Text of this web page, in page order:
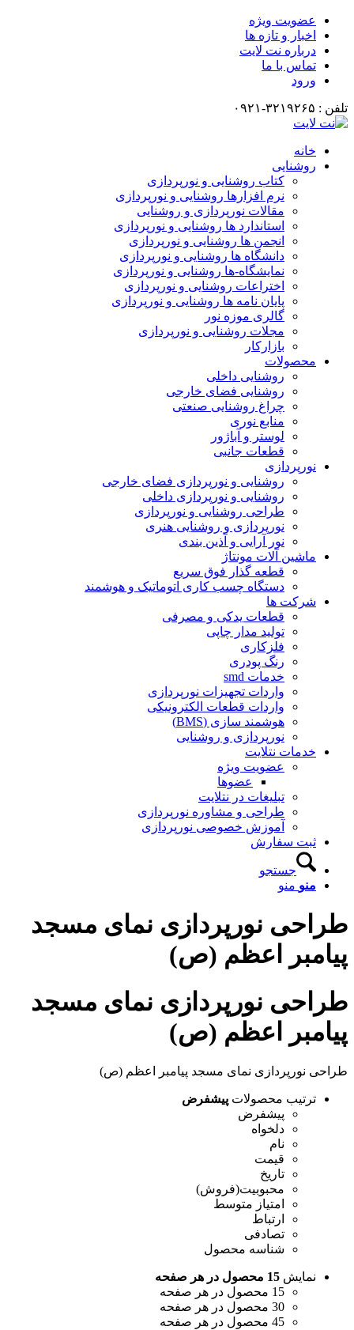
عضویت ویژه
اخبار و تازه ها
درباره نت لایت
تماس با ما
ورود
تلفن : ۳۲۱۹۲۶۵-۰۹۲۱
خانه
روشنایی
کتاب روشنایی و نورپردازی
نرم افزارها روشنایی و نورپردازی
مقالات نورپردازی و روشنایی
استاندارد ها روشنایی و نورپردازی
انجمن ها روشنایی و نورپردازی
دانشگاه ها روشنایی و نورپردازی
نمایشگاه-ها روشنایی و نورپردازی
اختراعات روشنایی و نورپردازی
پایان نامه ها روشنایی و نورپردازی
گالری موزه نور
مجلات روشنایی و نورپردازی
بازارکار
محصولات
روشنایی داخلی
روشنایی فضای خارجی
چراغ روشنایی صنعتی
منابع نوری
لوستر و آباژور
قطعات جانبی
نورپردازی
روشنایی و نورپردازی فضای خارجی
روشنایی و نورپردازی داخلی
طراحی روشنایی و نورپردازی
نورپردازی و روشنایی هنری
نور آرایی و آذین بندی
ماشین آلات مونتاژ
قطعه گذار فوق سریع
دستگاه چسب کاری اتوماتیک و هوشمند
شرکت ها
قطعات یدکی و مصرفی
تولید مدار چاپی
فلزکاری
رنگ پودری
خدمات smd
واردات تجهیزات نورپردازی
واردات قطعات الکترونیکی
هوشمند سازی (BMS)
نورپردازی و روشنایی
خدمات نتلایت
عضویت ویژه
عضوها
تبلیغات در نتلایت
طراحی و مشاوره نورپردازی
آموزش خصوصی نورپردازی
ثبت سفارش
جستجو
منو منو
طراحی نورپردازی نمای مسجد
پیامبر اعظم (ص)
طراحی نورپردازی نمای مسجد
پیامبر اعظم (ص)
طراحی نورپردازی نمای مسجد پیامبر اعظم (ص)
ترتیب محصولات پیشفرض
پیشفرض
دلخواه
نام
قیمت
تاریخ
محبوبیت(فروش)
امتیاز متوسط
ارتباط
تصادفی
شناسه محصول
نمایش 15 محصول در هر صفحه
15 محصول در هر صفحه
30 محصول در هر صفحه
45 محصول در هر صفحه